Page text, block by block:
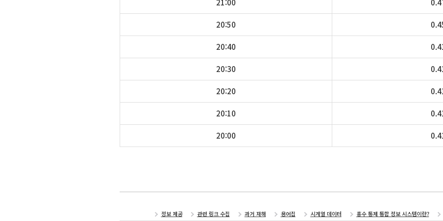
21:00
20:50
20:40
20:30
20:20
20:10
20:00
정보 제공 관련 링크 수집 과거 재해 용어집 시계열 데이터 홍수 통제 통합 정보 시스템이란?